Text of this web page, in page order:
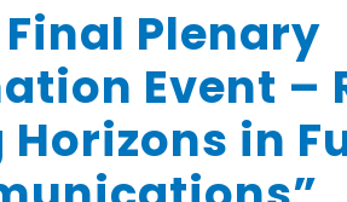
Plenary
Event –
Horizons in